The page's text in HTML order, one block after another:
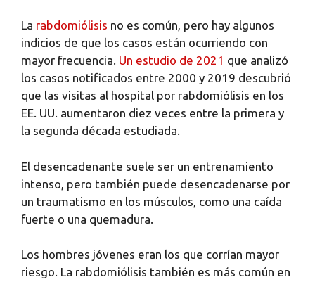
La rabdomiólisis no es común, pero hay algunos
indicios de que los casos están ocurriendo con
mayor frecuencia. Un estudio de 2021 que analizó
los casos notificados entre 2000 y 2019 descubrió
que las visitas al hospital por rabdomiólisis en los
EE. UU. aumentaron diez veces entre la primera y
la segunda década estudiada.
El desencadenante suele ser un entrenamiento
intenso, pero también puede desencadenarse por
un traumatismo en los músculos, como una caída
fuerte o una quemadura.
Los hombres jóvenes eran los que corrían mayor
riesgo. La rabdomiólisis también es más común en